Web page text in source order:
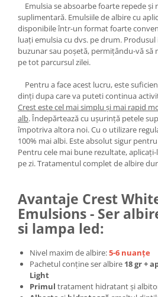
Emulsia se absoarbe foarte repede și
suplimentară. Emulsiile de albire cu
disponibile într-un format foarte
luați emulsia cu dvs. pe drum. Produsul
buzunar sau poșetă, permițându-vă să
pe tot parcursul zilei.
Pentru a face acest lucru, este
dinți dupa care va puteti continua
Crest este cel mai simplu și mai rapid
alb. Îndepărtează cu ușurință petele
împotriva altora noi. Cu o utilizare
100% mai albi. Este absolut sigur
Pentru cele mai bune rezultate,
pe zi. Tratamentul complet de albire
Avantaje Crest
Emulsions - Ser
si lampa led:
Nivel maxim de albire:5-6 nuanțe
Pachetul conține ser albire 18 gr +
Light
Primul tratament hidratant și